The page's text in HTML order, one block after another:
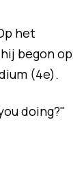
het
begon op
(4e).
doing?"